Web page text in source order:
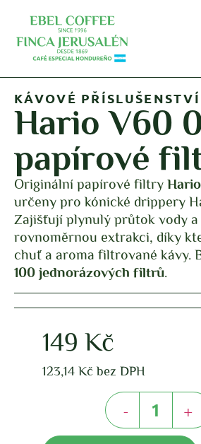
KÁVOVÉ PŘÍSLUŠENSTVÍ
Hario V60
papírové
Originální papírové filtry
určeny pro kónické drippery
Zajišťují plynulý průtok vody
rovnoměrnou extrakci, díky
chuť a aroma filtrované kávy.
100 jednorázových filtrů.
149 Kč
123,14 Kč bez DPH
- +